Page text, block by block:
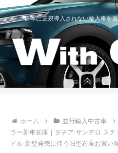
日本に正規導入されない輸入車を
ホーム 並行輸入中古車
ラー新車在庫｜ダチア サンデロ ス
ドル 新型発売に伴う旧型在庫お買い